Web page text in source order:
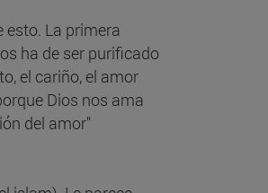
esto. La primera
ha de ser purificado
el cariño, el amor
Dios nos ama
del amor"